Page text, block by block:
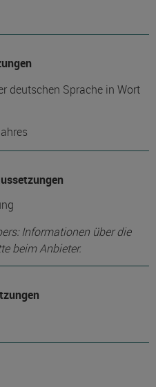
deutschen Sprache in Wort
Informationen über die
beim Anbieter.